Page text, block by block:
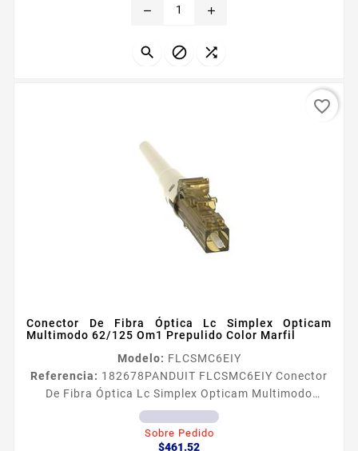
campo Los conectores prepulidos SC tienen una
por par acoplado para fibra...
remove add
  
Conector De Fibra Óptica Lc Simplex Opticam
Multimodo 62/125 Om1 Prepulido Color Marfil
Modelo: FLCSMC6EIY
Referencia: 182678PANDUIT FLCSMC6EIY Conector
De Fibra Óptica Lc Simplex Opticam Multimodo
62/125 Om1 Prepulido Color Marfil Los conectores
prepulidos LC de factor de forma pequeño SFF con
seguro posterior cumplen con TIAEIA604 FOCIS10 y
Sobre Pedido
$461.52Precio
favorite_border